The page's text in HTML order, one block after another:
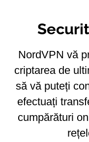
NordVPN vă
criptarea de
să vă puteți
efectuați
cumpărături